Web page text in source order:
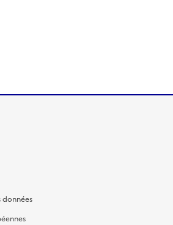
données